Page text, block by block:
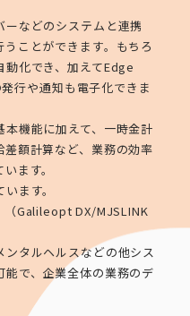
などのシステムと連携
ことができます。もちろ
化でき、加えてEdge
行や通知も電子化できま
機能に加えて、一時金計
額計算など、業務の効率
ます。
ます。
（Galileopt DX/MJSLINK
タルヘルスなどの他シス
で、企業全体の業務のデ